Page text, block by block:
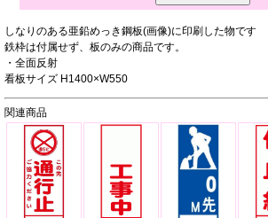
しなりのある亜鉛めっき鋼板(画像)に印刷した物です
鉄枠は付属せず、板のみの商品です。
・全面反射
看板サイズ H1400×W550
関連商品